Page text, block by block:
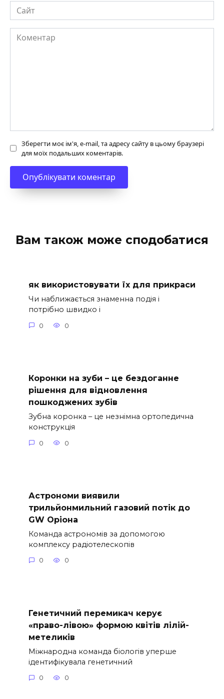
Сайт
Коментар
Зберегти моє ім'я, e-mail, та адресу сайту в цьому браузері
для моїх подальших коментарів.
Вам також може сподобатися
як використовувати їх для прикраси
Чи наближається знаменна подія і
потрібно швидко і
0 0
Коронки на зуби – це бездоганне
рішення для відновлення
пошкоджених зубів
Зубна коронка – це незнімна ортопедична
конструкція
0 0
Астрономи виявили
трильйонмильний газовий потік до
GW Оріона
Команда астрономів за допомогою
комплексу радіотелескопів
0 0
Генетичний перемикач керує
«право-лівою» формою квітів лілій-
метеликів
Міжнародна команда біологів уперше
ідентифікувала генетичний
0 0